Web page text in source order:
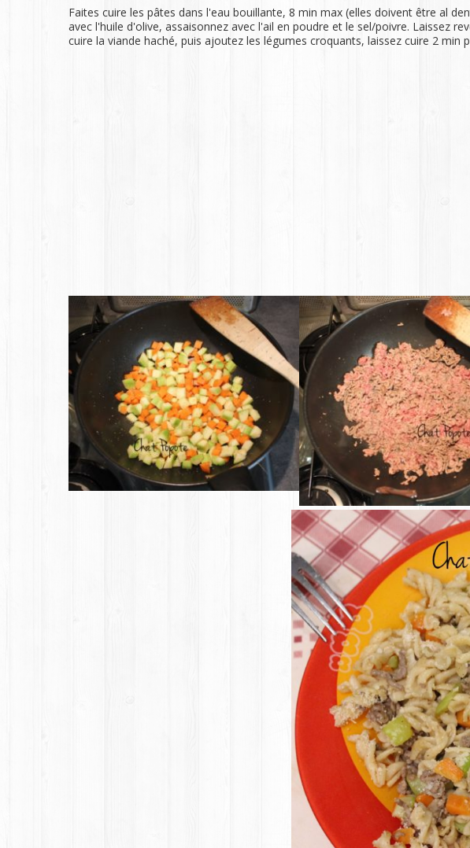
Faites cuire les pâtes dans l'eau bouillante, 8 min max (elles doivent être al
avec l'huile d'olive, assaisonnez avec l'ail en poudre et le sel/poivre. Laissez
cuire la viande haché, puis ajoutez les légumes croquants, laissez cuire 2